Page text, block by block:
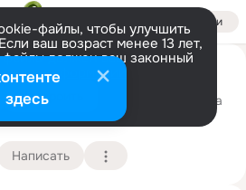
Войти
файлы, чтобы улучшить
ваш возраст менее 13 лет,
файлы должен ваш законный
информации
Настроить
Авксентьева
1 школа
Написать